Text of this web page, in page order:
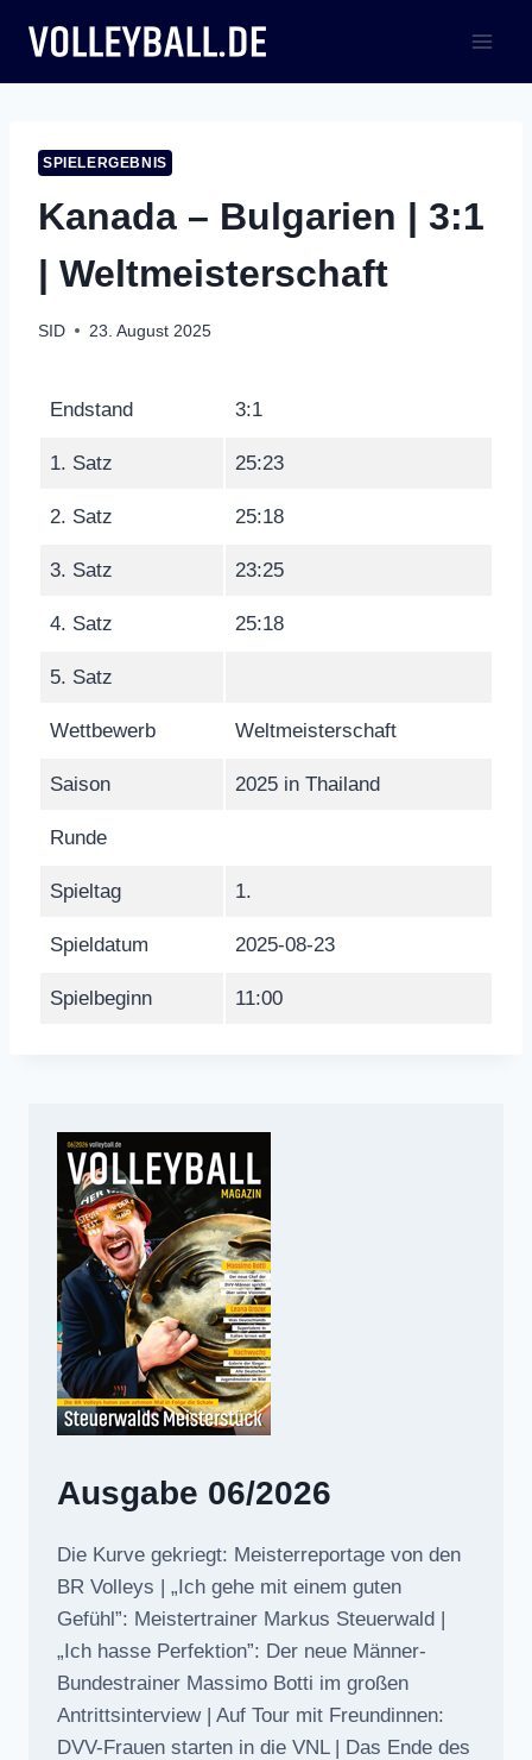
Inhalt
springen
SPIELERGEBNIS
Kanada – Bulgarien | 3:1
| Weltmeisterschaft
SID 23. August 2025
Endstand 3:1
1. Satz 25:23
2. Satz 25:18
3. Satz 23:25
4. Satz 25:18
5. Satz
Wettbewerb Weltmeisterschaft
Saison 2025 in Thailand
Runde
Spieltag 1.
Spieldatum 2025-08-23
Spielbeginn 11:00
Ausgabe 06/2026
Die Kurve gekriegt: Meisterreportage von den
BR Volleys | „Ich gehe mit einem guten
Gefühl”: Meistertrainer Markus Steuerwald |
„Ich hasse Perfektion”: Der neue Männer-
Bundestrainer Massimo Botti im großen
Antrittsinterview | Auf Tour mit Freundinnen:
DVV-Frauen starten in die VNL | Das Ende des